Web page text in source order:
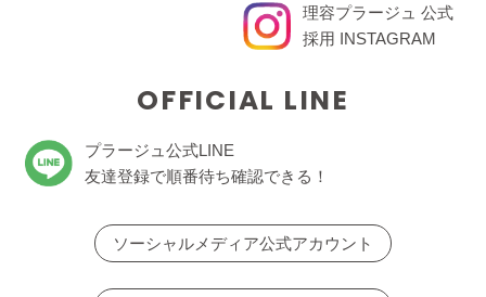
理容プラージュ 公式
採用 INSTAGRAM
OFFICIAL LINE
プラージュ公式LINE
友達登録で順番待ち確認できる！
ソーシャルメディア公式アカウント